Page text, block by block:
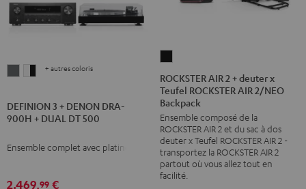
DEFINION
+
DENON
900H
DUAL
DEFINION
+
DENON
900H
DUAL
+ autres coloris
DEFINION 3 + DENON DRA-
900H + DUAL DT 500
Ensemble complet avec platine
2.469,99 €
AIR
2
+
deuter
x
Teufel
ROCKSTER
ROCKSTER AIR 2 + deuter x
Teufel ROCKSTER AIR 2/NEO
Backpack
Ensemble composé de la
ROCKSTER AIR 2 et du sac à dos
deuter x Teufel ROCKSTER AIR 2 -
transportez la ROCKSTER AIR 2
partout où vous allez tout en
facilité.